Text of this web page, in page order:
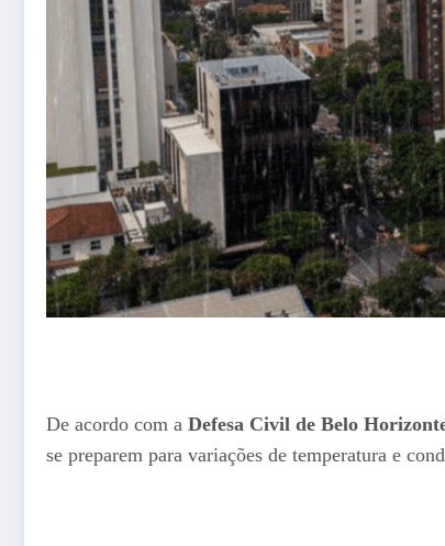
De acordo com a Defesa Civil de Belo
se preparem para variações de temperatura e